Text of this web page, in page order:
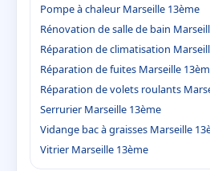
Pompe à chaleur Marseille 13ème
Rénovation de salle de bain
Réparation de climatisation
Réparation de fuites Marseille
Réparation de volets roulants
Serrurier Marseille 13ème
Vidange bac à graisses Marseille
Vitrier Marseille 13ème